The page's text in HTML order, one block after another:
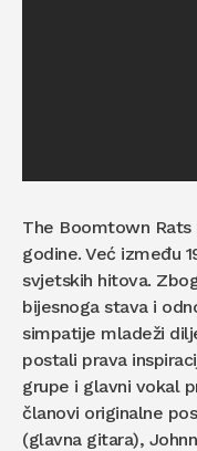
The Boomtown Rats
godine. Već između
svjetskih hitova.
bijesnoga stava i
simpatije mladeži
postali prava
grupe i glavni vokal
članovi originalne
(glavna gitara),